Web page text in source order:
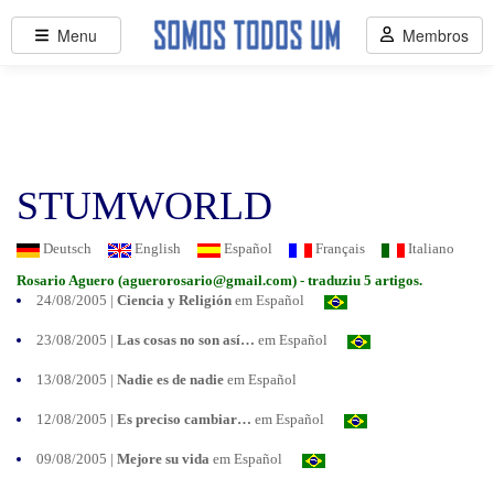
STUMWORLD
Deutsch English Español Français
Italiano
Rosario Aguero (aguerorosario@gmail.com) - traduziu 5 artigos.
24/08/2005 | Ciencia y Religión em Español
23/08/2005 | Las cosas no son así… em Español
13/08/2005 | Nadie es de nadie em Español
12/08/2005 | Es preciso cambiar… em Español
09/08/2005 | Mejore su vida em Español
Menu Membros